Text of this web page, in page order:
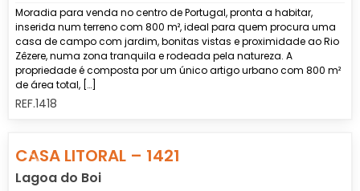
Moradia para venda no centro de Portugal, pronta a habitar,
inserida num terreno com 800 m², ideal para quem procura uma
casa de campo com jardim, bonitas vistas e proximidade ao Rio
Zêzere, numa zona tranquila e rodeada pela natureza. A
propriedade é composta por um único artigo urbano com 800 m²
de área total, […]
REF.1418
Previous
CASA LITORAL – 1421
Lagoa do Boi